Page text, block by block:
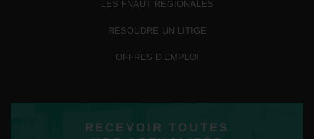
LES FNAUT RÉGIONALES
RÉSOUDRE UN LITIGE
OFFRES D’EMPLOI
RECEVOIR TOUTES